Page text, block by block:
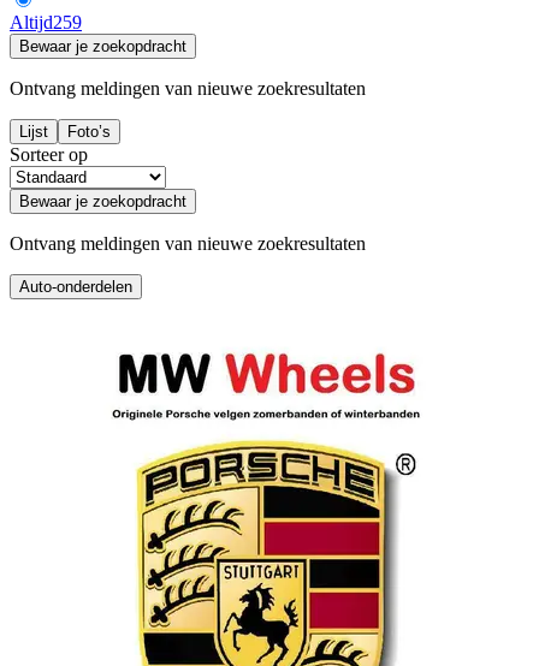
Altijd259
Bewaar je zoekopdracht
Ontvang meldingen van nieuwe zoekresultaten
Lijst Foto’s
Sorteer op
Bewaar je zoekopdracht
Ontvang meldingen van nieuwe zoekresultaten
Auto-onderdelen